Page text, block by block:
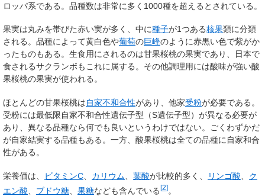
ロッパ系である。品種数は非常に多く1000種を超えるとされている。
果実は丸みを帯びた赤い実が多く、中に種子が1つある核果類に分類
される。品種によって黄白色や葡萄の巨峰のように赤黒い色で紫がか
ったものもある。生食用にされるのは甘果桜桃の果実であり、日本で
食されるサクランボもこれに属する。その他調理用には酸味が強い酸
果桜桃の果実が使われる。
ほとんどの甘果桜桃は自家不和合性があり、他家受粉が必要である。
受粉には最低限自家不和合性遺伝子型（S遺伝子型）が異なる必要が
あり、異なる品種なら何でも良いというわけではない。ごくわずかだ
が自家結実する品種もある。一方、酸果桜桃は全ての品種に自家和合
性がある。
栄養価は、 ビタミンC カリウム 葉酸が比較的多く、 リンゴ酸
ク
エン酸
ブドウ糖 果糖なども含んでいる[2]。